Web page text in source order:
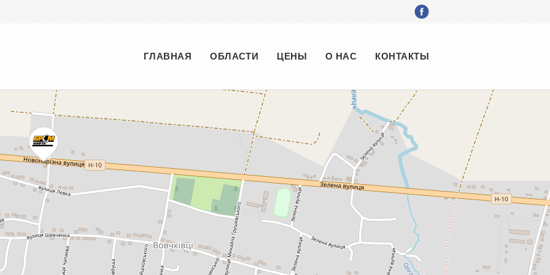
МенюГЛАВНАЯ ОБЛАСТИ ЦЕНЫ О НАС КОНТАКТЫ